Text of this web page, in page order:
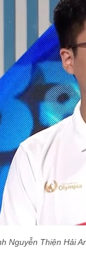
Nguyễn Thiện Hải